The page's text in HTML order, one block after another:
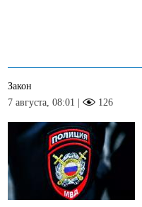
Закон
7 августа, 08:01 |
126